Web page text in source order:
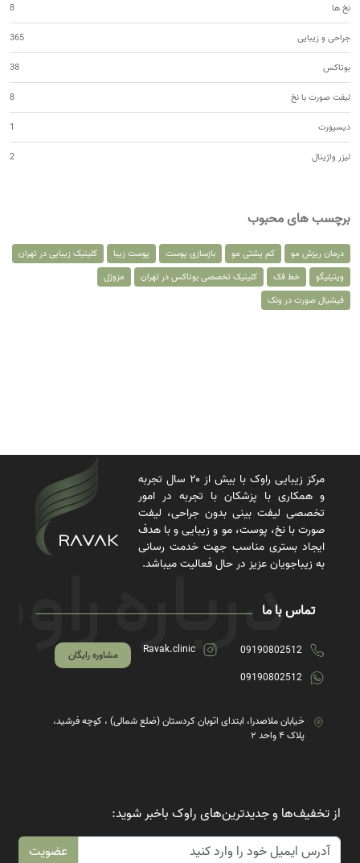
نخ ها 8
جراحی و زیبایی 365
بوتاکس 38
لیفت صورت با نخ 8
دیسپورت 1
لیزر واژینال 2
برچسب های محبوب
درمان ریزش مو کم پشتی مو بازسازی پوست پوست زیبا
کلینیک زیبایی در تهران
ویتیلیگو
خط فک کلینیک تخصصی بوتاکس در تهران
مزوژل
فیشیال صورت در ونک
مرکز زیبایی راوک با بیش از ۲۰ سال تجربه
و همکاری با پزشکان با تجربه در امور
تخصصی لیفت بینی بدون جراحی، لیفت
صورت با نخ، پوست، مو و زیبایی و با هدف
ایجاد بستری مناسب جهت خدمت رسانی
به زیباجویان عزیز در حال فعالیت میباشد.
تماس با ما
09190802512
09190802512
Ravak.clinic مشاوره رایگان
خیابان ملاصدرا، ابتدای اتوبان کردستان (ضلع شمالی) ، کوچه فرشید،
پلاک ۴ واحد ۲
از تخفیف‌ها و جدیدترین‌های راوک باخبر شوید:
عضویت